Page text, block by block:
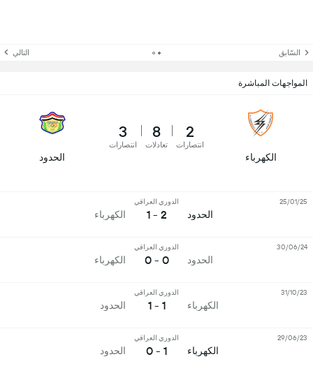
السّابق التالي
المواجهات المباشرة
الكهرباء
2
انتصارات
8
تعادلات
3
انتصارات
الحدود
الحدود
الدوري العراقي
2 - 1 الكهرباء
25/01/25
الحدود
الدوري العراقي
0 - 0 الكهرباء
30/06/24
الكهرباء
الدوري العراقي
1 - 1 الحدود
31/10/23
الكهرباء
الدوري العراقي
1 - 0 الحدود
29/06/23